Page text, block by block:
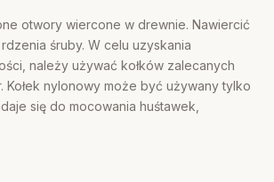
otwory wiercone w drewnie. Nawiercić
śruby. W celu uzyskania
należy używać kołków zalecanych
Kołek nylonowy może być używany tylko
się do mocowania huśtawek,